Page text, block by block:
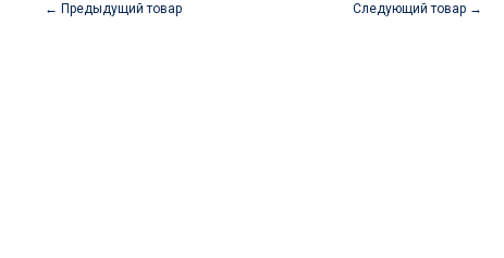
← Предыдущий товар Следующий товар →